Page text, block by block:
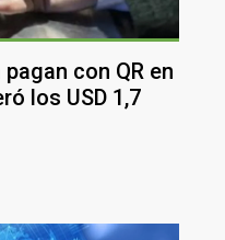
con QR en
los USD 1,7